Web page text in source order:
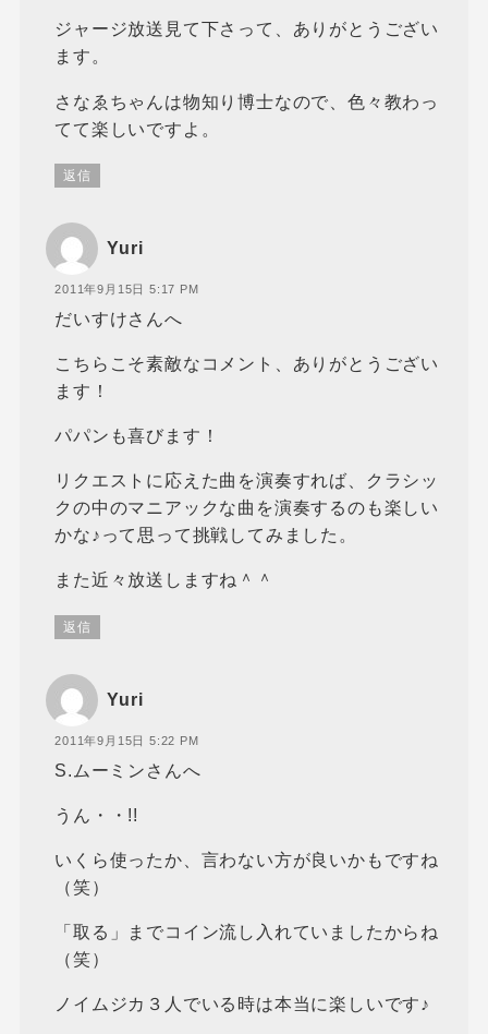
ジャージ放送見て下さって、ありがとうござい
ます。
さなゑちゃんは物知り博士なので、色々教わっ
てて楽しいですよ。
返信
Yuri
2011年9月15日 5:17 PM
だいすけさんへ
こちらこそ素敵なコメント、ありがとうござい
ます！
パパンも喜びます！
リクエストに応えた曲を演奏すれば、クラシッ
クの中のマニアックな曲を演奏するのも楽しい
かな♪って思って挑戦してみました。
また近々放送しますね＾＾
返信
Yuri
2011年9月15日 5:22 PM
S.ムーミンさんへ
うん・・!!
いくら使ったか、言わない方が良いかもですね
（笑）
「取る」までコイン流し入れていましたからね
（笑）
ノイムジカ３人でいる時は本当に楽しいです♪